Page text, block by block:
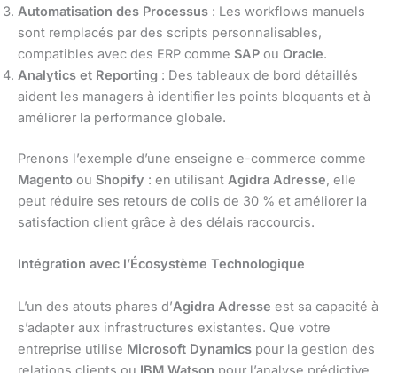
Automatisation des Processus : Les workflows manuels
sont remplacés par des scripts personnalisables,
compatibles avec des ERP comme SAP ou Oracle.
Analytics et Reporting : Des tableaux de bord détaillés
aident les managers à identifier les points bloquants et à
améliorer la performance globale.
Prenons l’exemple d’une enseigne e-commerce comme
Magento ou Shopify : en utilisant Agidra Adresse, elle
peut réduire ses retours de colis de 30 % et améliorer la
satisfaction client grâce à des délais raccourcis.
Intégration avec l’Écosystème Technologique
L’un des atouts phares d’Agidra Adresse est sa capacité à
s’adapter aux infrastructures existantes. Que votre
entreprise utilise Microsoft Dynamics pour la gestion des